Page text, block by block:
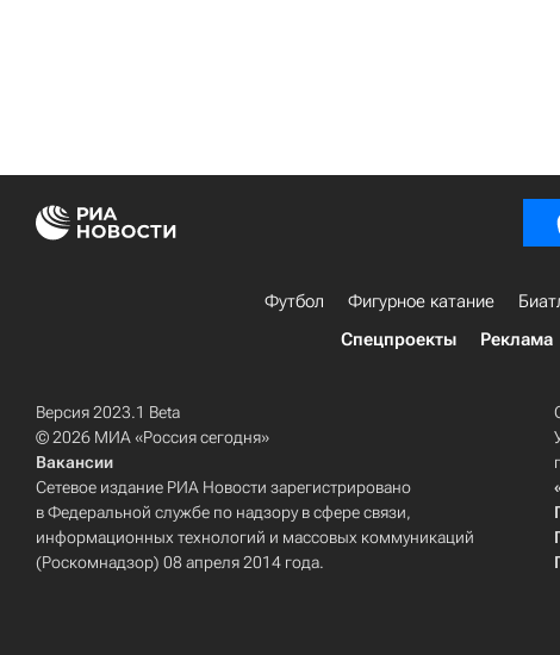
Футбол Фигурное катание
Спецпроекты
Реклама
Версия 2023.1 Beta
© 2026 МИА «Россия сегодня»
Вакансии
Сетевое издание РИА Новости зарегистрировано
в Федеральной службе по надзору в сфере связи,
информационных технологий и массовых коммуникаций
(Роскомнадзор) 08 апреля 2014 года.